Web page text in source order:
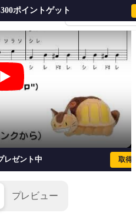
会員登録・ログイ
ポイントゲット
ねこバス (ドレミ付き簡単楽譜) - 久石
レゼント中 取得
プレビュー